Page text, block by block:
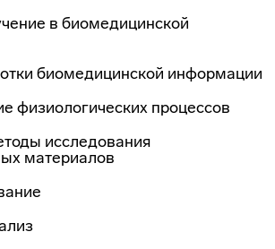
в биомедицинской
биомедицинской информации
физиологических процессов
исследования
материалов